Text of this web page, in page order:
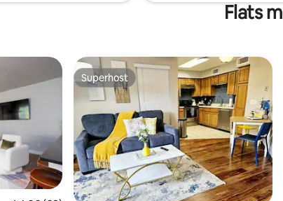
Flats
Superhost
Superhost